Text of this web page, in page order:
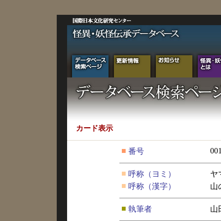
カード表示
■ 番号
■ 呼称（ヨミ）
ヤ
■ 呼称（漢字） 山
■ 執筆者 山